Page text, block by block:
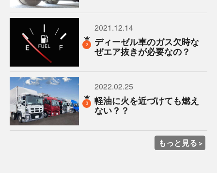
2
2021.12.14
ディーゼル車のガス欠時な
ぜエア抜きが必要なの？
3
2022.02.25
軽油に火を近づけても燃え
ない？？
もっと見る